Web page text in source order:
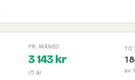
PR. MÅNED
3 143kr
i5 år av